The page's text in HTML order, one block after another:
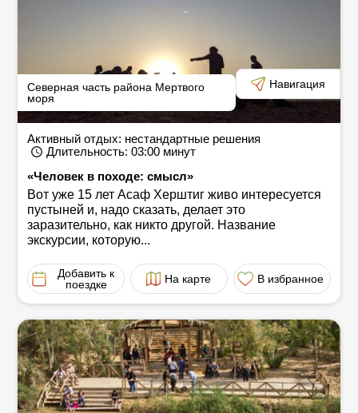
Северная часть района Мертвого
моря
Навигация
Активный отдых: нестандартные решения
Длительность: 03:00 минут
«Человек в походе: смысл»
Вот уже 15 лет Асаф Херштиг живо интересуется
пустыней и, надо сказать, делает это
заразительно, как никто другой. Название
экскурсии, которую...
Добавить к
поездке
На карте В избранное